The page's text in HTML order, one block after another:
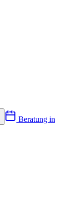
Beratung in